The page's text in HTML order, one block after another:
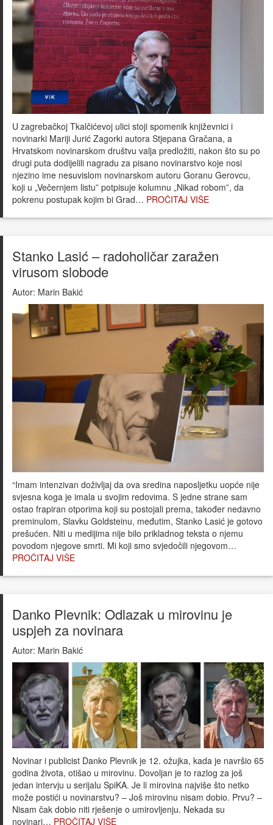
U zagrebačkoj Tkalčićevoj ulici stoji spomenik književnici i
novinarki Mariji Jurić Zagorki autora Stjepana Gračana, a
Hrvatskom novinarskom društvu valja predložiti, nakon što su po
drugi puta dodijelili nagradu za pisano novinarstvo koje nosi
njezino ime nesuvislom novinarskom autoru Goranu Gerovcu,
koji u „Večernjem listu” potpisuje kolumnu „Nikad robom”, da
pokrenu postupak kojim bi Grad… PROČITAJ VIŠE
Stanko Lasić – radoholičar zaražen
virusom slobode
Autor: Marin Bakić
“Imam intenzivan doživljaj da ova sredina naposljetku uopće nije
svjesna koga je imala u svojim redovima. S jedne strane sam
ostao frapiran otporima koji su postojali prema, također nedavno
preminulom, Slavku Goldsteinu, međutim, Stanko Lasić je gotovo
prešućen. Niti u medijima nije bilo prikladnog teksta o njemu
povodom njegove smrti. Mi koji smo svjedočili njegovom…
PROČITAJ VIŠE
Danko Plevnik: Odlazak u mirovinu je
uspjeh za novinara
Autor: Marin Bakić
Novinar i publicist Danko Plevnik je 12. ožujka, kada je navršio 65
godina života, otišao u mirovinu. Dovoljan je to razlog za još
jedan intervju u serijalu SpiKA. Je li mirovina najviše što netko
može postići u novinarstvu? – Još mirovinu nisam dobio. Prvu? –
Nisam čak dobio niti rješenje o umirovljenju. Nekada su
novinari… PROČITAJ VIŠE